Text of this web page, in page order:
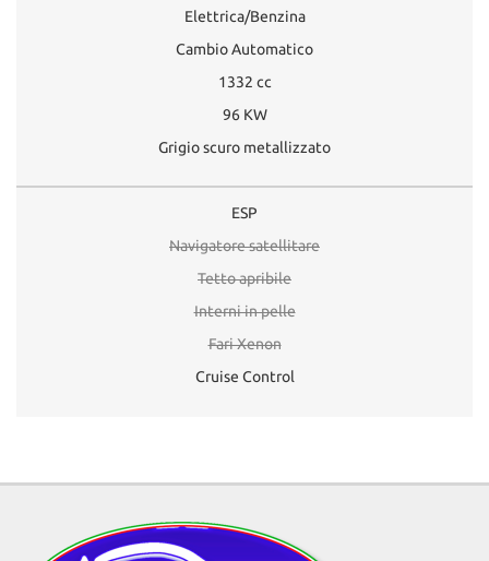
Elettrica/Benzina
Cambio Automatico
1332 cc
96 KW
Grigio scuro metallizzato
ESP
Navigatore satellitare
Tetto apribile
Interni in pelle
Fari Xenon
Cruise Control